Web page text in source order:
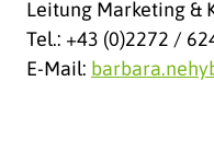
Leitung Marketing &
Tel.: +43 (0)2272 /
E-Mail: